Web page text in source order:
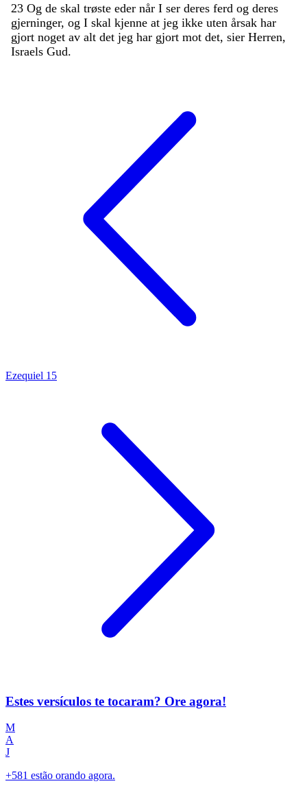
23 Og de skal trøste eder når I ser deres ferd og deres
gjerninger, og I skal kjenne at jeg ikke uten årsak har
gjort noget av alt det jeg har gjort mot det, sier Herren,
Israels Gud.
Ezequiel 15
Estes versículos te tocaram? Ore agora!
M
A
J
+581 estão orando agora.